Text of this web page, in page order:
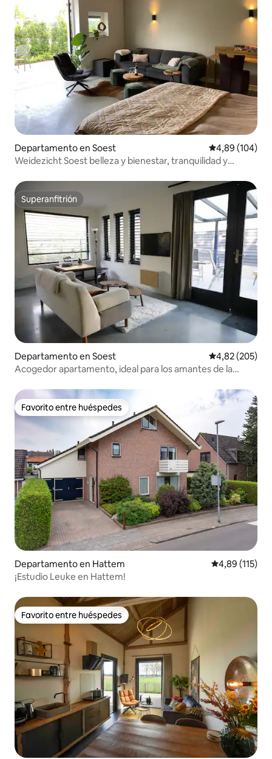
Departamento en Soest Calificación
4,89 (104)
Weidezicht Soest belleza y bienestar, tranquilidad y
Superanfitrión
Superanfitrión
Departamento en Soest Calificación
4,82 (205)
Acogedor apartamento, ideal para los amantes de la
Favorito entre huéspedes
Favorito entre huéspedes
Departamento en Hattem Calificación
4,89 (115)
¡Estudio Leuke en Hattem!
Favorito entre huéspedes
Favorito entre huéspedes